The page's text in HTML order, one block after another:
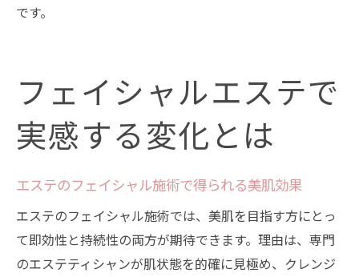
です。
フェイシャルエステで
実感する変化とは
エステのフェイシャル施術で得られる美肌効果
エステのフェイシャル施術では、美肌を目指す方にとっ
て即効性と持続性の両方が期待できます。理由は、専門
のエステティシャンが肌状態を的確に見極め、クレンジ